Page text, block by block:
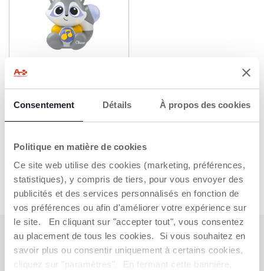
Consentement Détails À propos des cookies
Politique en matière de cookies
Ce site web utilise des cookies (marketing, préférences,
statistiques), y compris de tiers, pour vous envoyer des
publicités et des services personnalisés en fonction de
vos préférences ou afin d'améliorer votre expérience sur
le site. En cliquant sur "accepter tout", vous consentez
au placement de tous les cookies. Si vous souhaitez en
savoir plus ou consentir uniquement à certains cookies,
cliquez sur "paramètres". En fermant cette bannière,
Veilleuse Cloudy
15,99 €
S'ABONNER À LA NEWSLETTER
Immédiatement pour vous un bon de 10 € à
dépenser en ligne.